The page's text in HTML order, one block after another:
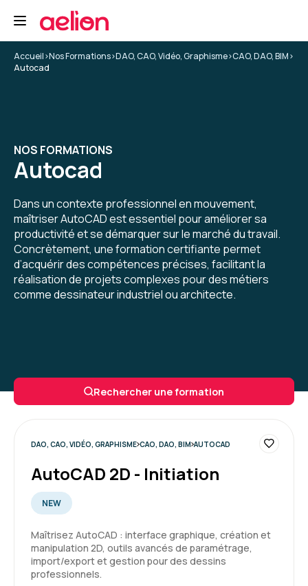
Accueil>Nos Formations>DAO, CAO, Vidéo, Graphisme>CAO, DAO, BIM>
Autocad
NOS FORMATIONS
Autocad
Dans un contexte professionnel en mouvement,
maîtriser AutoCAD est essentiel pour améliorer sa
productivité et se démarquer sur le marché du travail.
Concrètement, une formation certifiante permet
d’acquérir des compétences précises, facilitant la
réalisation de projets complexes pour des métiers
comme dessinateur industriel ou architecte.
Rechercher une formation
DAO, CAO, VIDÉO, GRAPHISME CAO, DAO, BIM AUTOCAD
AutoCAD 2D - Initiation
NEW
Maîtrisez AutoCAD : interface graphique, création et
manipulation 2D, outils avancés de paramétrage,
import/export et gestion pour des dessins
professionnels.